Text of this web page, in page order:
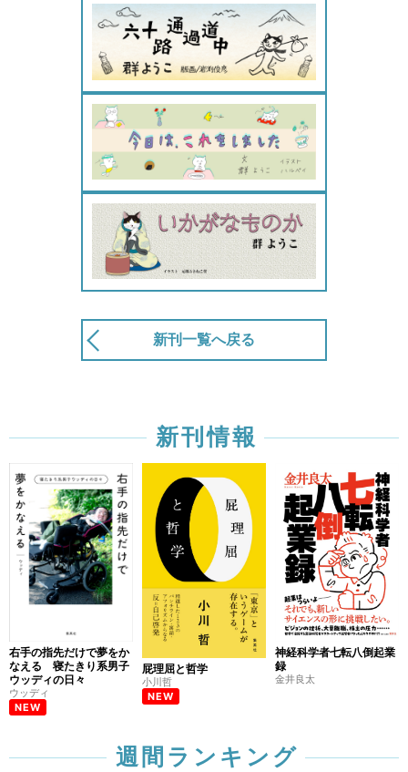
新刊一覧へ戻る
新刊情報
右手の指先だけで夢をか
なえる 寝たきり系男子
ウッディの日々
ウッディ
NEW
屁理屈と哲学
小川哲
NEW
神経科学者七転八倒起業
録
金井良太
週間ランキング